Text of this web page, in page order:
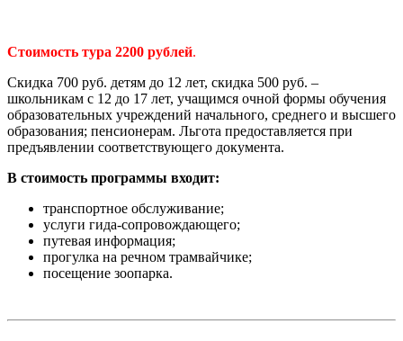
Стоимость тура 2200 рублей.
Скидка 700 руб. детям до 12 лет, скидка 500 руб. –
школьникам с 12 до 17 лет, учащимся очной формы обучения
образовательных учреждений начального, среднего и высшего
образования; пенсионерам. Льгота предоставляется при
предъявлении соответствующего документа.
В стоимость программы входит:
транспортное обслуживание;
услуги гида-сопровождающего;
путевая информация;
прогулка на речном трамвайчике;
посещение зоопарка.